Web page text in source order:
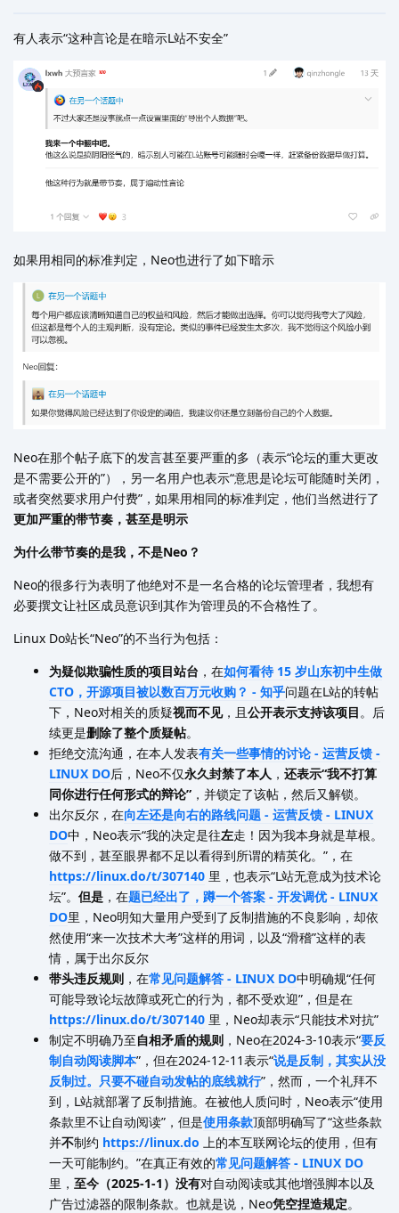
有人表示“这种言论是在暗示L站不安全”
如果用相同的标准判定，Neo也进行了如下暗示
Neo在那个帖子底下的发言甚至要严重的多（表示“论坛的重大更改
是不需要公开的”），另一名用户也表示“意思是论坛可能随时关闭，
或者突然要求用户付费”，如果用相同的标准判定，他们当然进行了
更加严重的带节奏，甚至是明示
为什么带节奏的是我，不是Neo？
Neo的很多行为表明了他绝对不是一名合格的论坛管理者，我想有
必要撰文让社区成员意识到其作为管理员的不合格性了。
Linux Do站长“Neo”的不当行为包括：
为疑似欺骗性质的项目站台 ，在如何看待 15 岁山东初中生做
CTO，开源项目被以数百万元收购？ - 知乎问题在L站的转帖
下，Neo对相关的质疑视而不见，且公开表示支持该项目 。后
续更是删除了整个质疑帖。
拒绝交流沟通，在本人发表有关一些事情的讨论 - 运营反馈 -
LINUX DO后，Neo不仅永久封禁了本人 ， 还表示“我不打算
同你进行任何形式的辩论” ，并锁定了该帖，然后又解锁。
出尔反尔，在向左还是向右的路线问题 - 运营反馈 - LINUX
DO中，Neo表示“我的决定是往左走！因为我本身就是草根。
做不到，甚至眼界都不足以看得到所谓的精英化。”，在
https://linux.do/t/307140 里，也表示“L站无意成为技术论
坛”。 但是 ，在题已经出了，蹲一个答案 - 开发调优 - LINUX
DO里，Neo明知大量用户受到了反制措施的不良影响，却依
然使用“来一次技术大考”这样的用词，以及“滑稽”这样的表
情，属于出尔反尔
带头违反规则 ，在常见问题解答 - LINUX DO中明确规“任何
可能导致论坛故障或死亡的行为，都不受欢迎”，但是在
https://linux.do/t/307140 里，Neo却表示“只能技术对抗”
制定不明确乃至自相矛盾的规则 ，Neo在2024-3-10表示“要反
制自动阅读脚本”，但在2024-12-11表示“说是反制，其实从没
反制过。只要不碰自动发帖的底线就行”，然而，一个礼拜不
到，L站就部署了反制措施。在被他人质问时，Neo表示“使用
条款里不让自动阅读”，但是使用条款顶部明确写了“这些条款
并不制约 https://linux.do 上的本互联网论坛的使用，但有
一天可能制约。”在真正有效的常见问题解答 - LINUX DO
里， 至今（2025-1-1）没有对自动阅读或其他增强脚本以及
广告过滤器的限制条款。也就是说，Neo凭空捏造规定。